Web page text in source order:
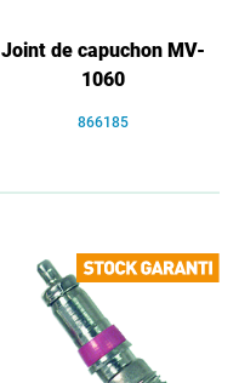
Joint de capuchon MV-
1060
866185